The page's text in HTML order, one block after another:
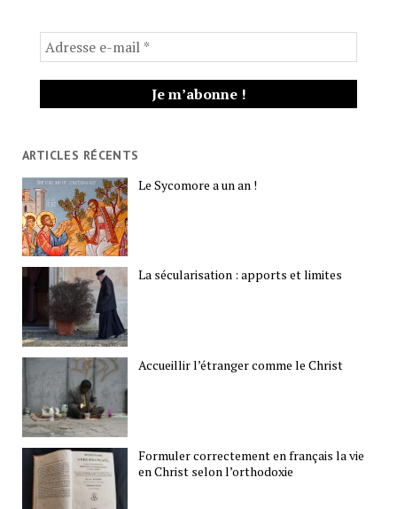
ARTICLES RÉCENTS
Le Sycomore a un an !
La sécularisation : apports et limites
Accueillir l’étranger comme le Christ
Formuler correctement en français la vie
en Christ selon l’orthodoxie